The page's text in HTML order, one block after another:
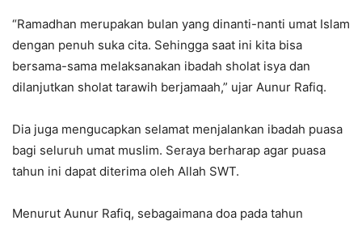
“Ramadhan merupakan bulan yang dinanti-nanti umat Islam
dengan penuh suka cita. Sehingga saat ini kita bisa
bersama-sama melaksanakan ibadah sholat isya dan
dilanjutkan sholat tarawih berjamaah,” ujar Aunur Rafiq.
Dia juga mengucapkan selamat menjalankan ibadah puasa
bagi seluruh umat muslim. Seraya berharap agar puasa
tahun ini dapat diterima oleh Allah SWT.
Menurut Aunur Rafiq, sebagaimana doa pada tahun